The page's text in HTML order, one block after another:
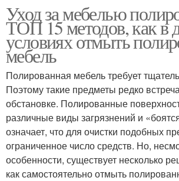
Деревянная мебель
Уход за мебелью
ТОП 15 методов, как в
условиях отмыть
мебель
Полированная мебель требует
Поэтому такие предметы редко
обстановке. Полированные
различные виды загрязнений и
означает, что для очистки подобных
ограниченное число средств. Но,
особенности, существует несколько
как самостоятельно отмыть